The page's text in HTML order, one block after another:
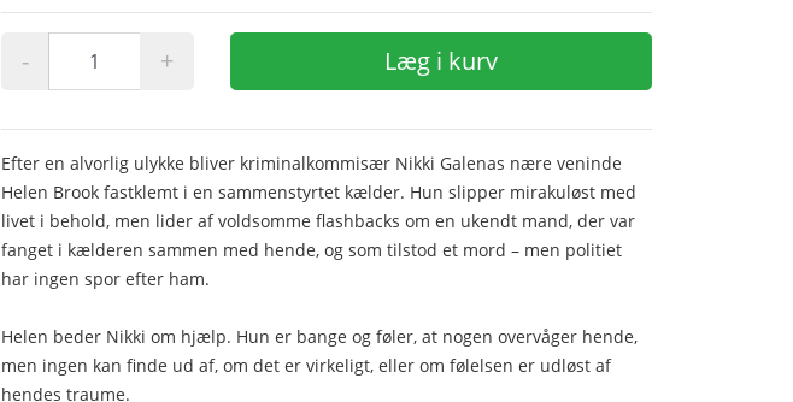
- + Læg i kurv
Efter en alvorlig ulykke bliver kriminalkommisær Nikki Galenas nære veninde
Helen Brook fastklemt i en sammenstyrtet kælder. Hun slipper mirakuløst med
livet i behold, men lider af voldsomme flashbacks om en ukendt mand, der var
fanget i kælderen sammen med hende, og som tilstod et mord – men politiet
har ingen spor efter ham.
Helen beder Nikki om hjælp. Hun er bange og føler, at nogen overvåger hende,
men ingen kan finde ud af, om det er virkeligt, eller om følelsen er udløst af
hendes traume.